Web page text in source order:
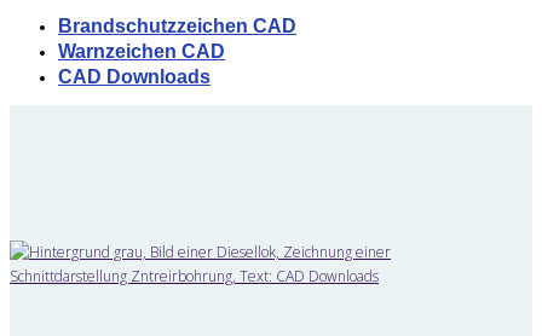
Brandschutzzeichen CAD
Warnzeichen CAD
CAD Downloads